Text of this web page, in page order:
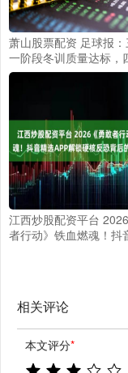
萧山股票配资 足球报
一阶段冬训质量达标，
援将在泰国会合
江西炒股配资平台
者行动》铁血燃魂！抖
相关评论
本文评分*